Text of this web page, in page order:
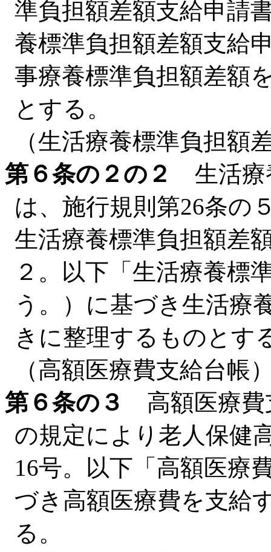
準負担額差額支給申請
養標準負担額差額支給
事療養標準負担額差額
とする。
（生活療養標準負担額
第６条の２の２
生活療
は、施行規則第26条の
生活療養標準負担額差
２。以下「生活療養標
う。）に基づき生活療
きに整理するものとす
（高額医療費支給台帳
第６条の３
高額医療費
の規定により老人保健
16号。以下「高額医療
づき高額医療費を支給
る。